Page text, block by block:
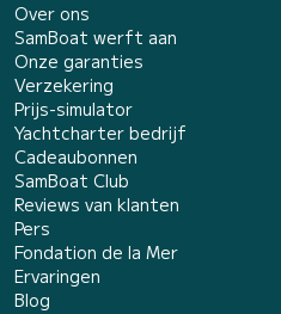
Over ons
SamBoat werft aan
Onze garanties
Verzekering
Prijs-simulator
Yachtcharter bedrijf
Cadeaubonnen
SamBoat Club
Reviews van klanten
Pers
Fondation de la Mer
Ervaringen
Blog